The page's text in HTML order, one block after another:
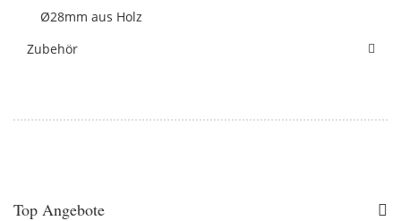
Ø28mm aus Holz
Zubehör
Top Angebote